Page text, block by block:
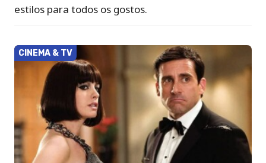
estilos para todos os gostos.
CINEMA & TV